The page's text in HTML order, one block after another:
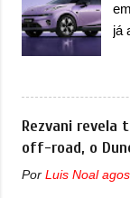
já
Rezvani revela
off-road, o
Por Luis Noal